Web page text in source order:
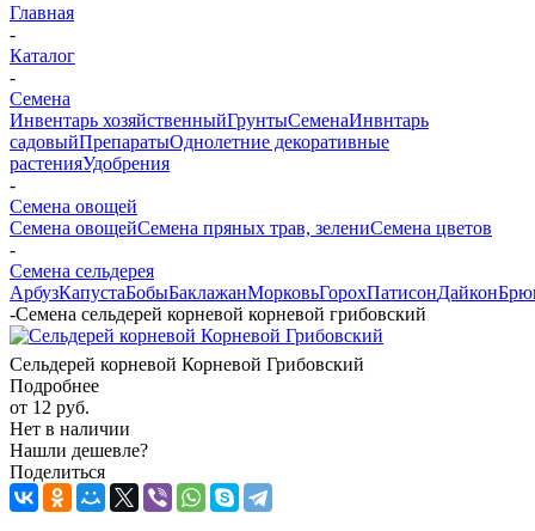
Главная
-
Каталог
-
Семена
Инвентарь хозяйственныйГрунтыСеменаИнвнтарь
садовыйПрепаратыОднолетние декоративные
растенияУдобрения
-
Семена овощей
Семена овощейСемена пряных трав, зелениСемена цветов
-
Семена сельдерея
АрбузКапустаБобыБаклажанМорковьГорохПатисонДайкон
-Семена сельдерей корневой корневой грибовский
Сельдерей корневой Корневой Грибовский
Подробнее
от 12 руб.
Нет в наличии
Нашли дешевле?
Поделиться